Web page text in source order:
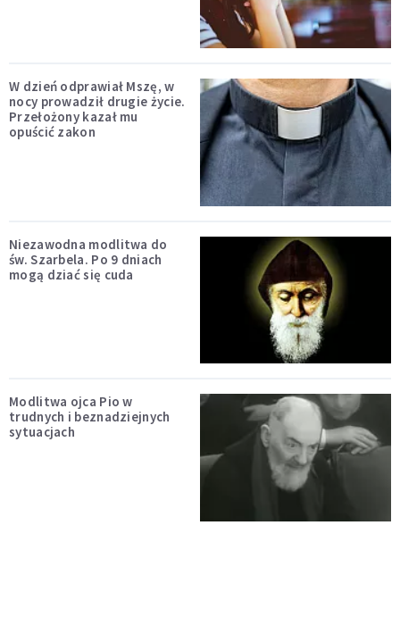
W dzień odprawiał Mszę, w
nocy prowadził drugie życie.
Przełożony kazał mu
opuścić zakon
Niezawodna modlitwa do
św. Szarbela. Po 9 dniach
mogą dziać się cuda
Modlitwa ojca Pio w
trudnych i beznadziejnych
sytuacjach